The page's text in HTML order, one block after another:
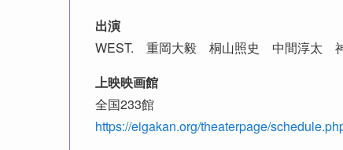
出演
WEST. 重岡大毅 桐山照史 中間淳太
上映映画館
全国233館
https://eigakan.org/theaterpage/